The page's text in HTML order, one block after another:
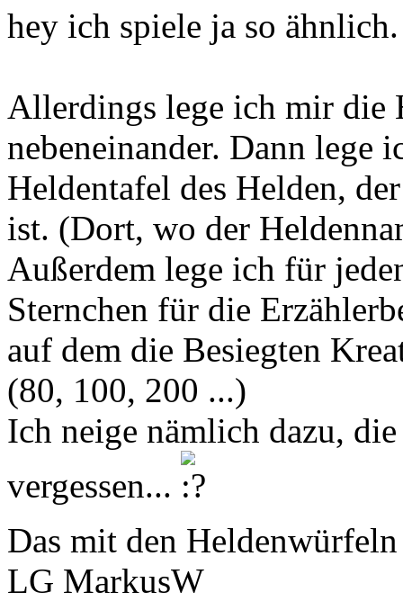
hey ich spiele ja so
Allerdings lege ich mir die
nebeneinander. Dann lege
Heldentafel des Helden,
ist. (Dort, wo der
Außerdem lege ich für
Sternchen für die
auf dem die Besiegten
(80, 100, 200 ...)
Ich neige nämlich dazu,
vergessen...
Das mit den
LG MarkusW